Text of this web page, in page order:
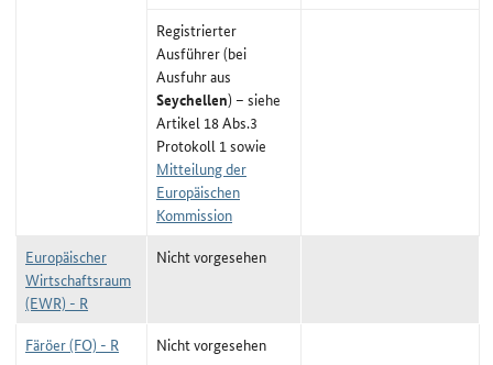
Registrierter
Ausführer (bei
Ausfuhr aus
Seychellen) – siehe
Artikel 18 Abs.3
Protokoll 1 sowie
Mitteilung der
Europäischen
Kommission
Europäischer
Wirtschaftsraum
(EWR) - R
Nicht vorgesehen
Färöer (FO) - R
Nicht vorgesehen